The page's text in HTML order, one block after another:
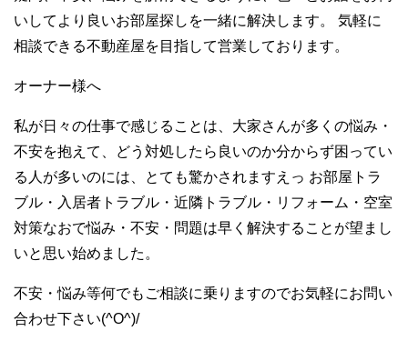
いしてより良いお部屋探しを一緒に解決します。 気軽に
相談できる不動産屋を目指して営業しております。
オーナー様へ
私が日々の仕事で感じることは、大家さんが多くの悩み・
不安を抱えて、どう対処したら良いのか分からず困ってい
る人が多いのには、とても驚かされますえっ お部屋トラ
ブル・入居者トラブル・近隣トラブル・リフォーム・空室
対策なおで悩み・不安・問題は早く解決することが望まし
いと思い始めました。
不安・悩み等何でもご相談に乗りますのでお気軽にお問い
合わせ下さい(^O^)/